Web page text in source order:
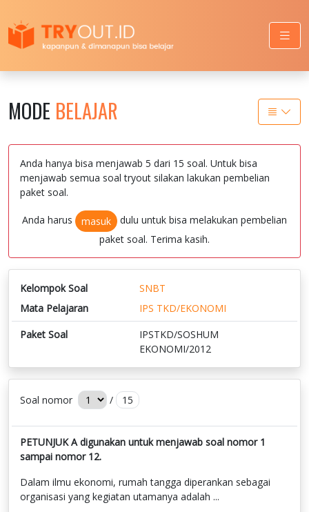
MODE BELAJAR
Anda hanya bisa menjawab 5 dari 15 soal. Untuk bisa
menjawab semua soal tryout silakan lakukan pembelian
paket soal.
Anda harus masuk
dulu untuk bisa melakukan pembelian
paket soal. Terima kasih.
Kelompok Soal
SNBT
Mata Pelajaran
IPS TKD/EKONOMI
Paket Soal
IPSTKD/SOSHUM
EKONOMI/2012
Soal nomor / 15
PETUNJUK A digunakan untuk menjawab soal nomor 1
sampai nomor 12.
Dalam ilmu ekonomi, rumah tangga diperankan sebagai
organisasi yang kegiatan utamanya adalah ...